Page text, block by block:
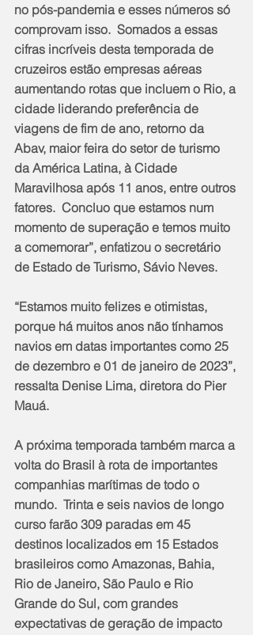
no pós-pandemia e esses números só
comprovam isso.  Somados a essas
cifras incríveis desta temporada de
cruzeiros estão empresas aéreas
aumentando rotas que incluem o Rio, a
cidade liderando preferência de
viagens de fim de ano, retorno da
Abav, maior feira do setor de turismo
da América Latina, à Cidade
Maravilhosa após 11 anos, entre outros
fatores.  Concluo que estamos num
momento de superação e temos muito
a comemorar”, enfatizou o secretário
de Estado de Turismo, Sávio Neves.
“Estamos muito felizes e otimistas,
porque há muitos anos não tínhamos
navios em datas importantes como 25
de dezembro e 01 de janeiro de 2023”,
ressalta Denise Lima, diretora do Pier
Mauá.
A próxima temporada também marca a
volta do Brasil à rota de importantes
companhias marítimas de todo o
mundo.  Trinta e seis navios de longo
curso farão 309 paradas em 45
destinos localizados em 15 Estados
brasileiros como Amazonas, Bahia,
Rio de Janeiro, São Paulo e Rio
Grande do Sul, com grandes
expectativas de geração de impacto